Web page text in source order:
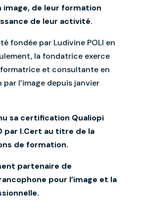
image, de leur formation
de leur activité.
fondée par Ludivine POLI en
la fondatrice exerce
et consultante en
l’image depuis janvier
sa certification Qualiopi
par I.Cert au titre de la
de formation.
partenaire de
pour l’image et la